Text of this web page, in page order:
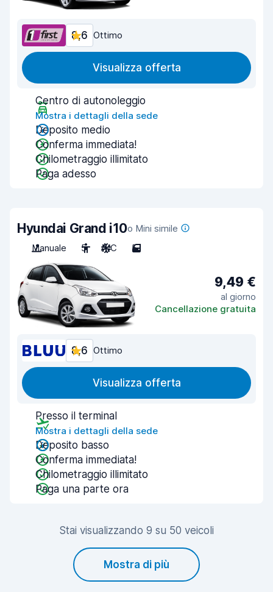
8,6 Ottimo
Visualizza offerta
Centro di autonoleggio
Mostra i dettagli della sede
Deposito medio
Conferma immediata!
Chilometraggio illimitato
Paga adesso
Hyundai Grand i10o Mini simile
Manuale
5 A/C 5
9,49 €
al giorno
Cancellazione gratuita
8,6 Ottimo
Visualizza offerta
Presso il terminal
Mostra i dettagli della sede
Deposito basso
Conferma immediata!
Chilometraggio illimitato
Paga una parte ora
Stai visualizzando 9 su 50 veicoli
Mostra di più